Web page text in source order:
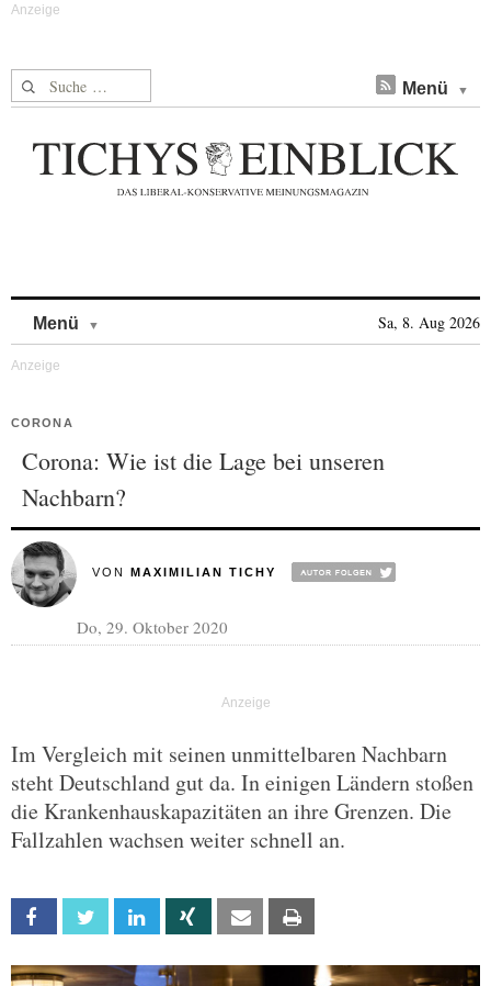
Suche nach: Menü
Menü Sa, 8. Aug 2026
CORONA
Corona: Wie ist die Lage bei unseren
Nachbarn?
VON MAXIMILIAN TICHY
Do, 29. Oktober 2020
Im Vergleich mit seinen unmittelbaren Nachbarn
steht Deutschland gut da. In einigen Ländern stoßen
die Krankenhauskapazitäten an ihre Grenzen. Die
Fallzahlen wachsen weiter schnell an.
Facebook Twitter Linkedin Xing Email